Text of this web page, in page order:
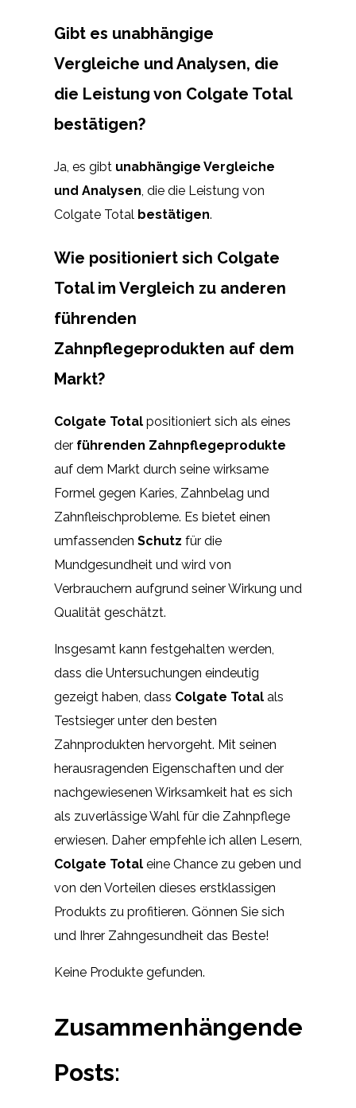
Gibt es unabhängige
Vergleiche und Analysen, die
die Leistung von Colgate Total
bestätigen?
Ja, es gibt unabhängige Vergleiche
und Analysen, die die Leistung von
Colgate Total bestätigen.
Wie positioniert sich Colgate
Total im Vergleich zu anderen
führenden
Zahnpflegeprodukten auf dem
Markt?
Colgate Total positioniert sich als eines
der führenden Zahnpflegeprodukte
auf dem Markt durch seine wirksame
Formel gegen Karies, Zahnbelag und
Zahnfleischprobleme. Es bietet einen
umfassenden Schutz für die
Mundgesundheit und wird von
Verbrauchern aufgrund seiner Wirkung und
Qualität geschätzt.
Insgesamt kann festgehalten werden,
dass die Untersuchungen eindeutig
gezeigt haben, dass Colgate Total als
Testsieger unter den besten
Zahnprodukten hervorgeht. Mit seinen
herausragenden Eigenschaften und der
nachgewiesenen Wirksamkeit hat es sich
als zuverlässige Wahl für die Zahnpflege
erwiesen. Daher empfehle ich allen Lesern,
Colgate Total eine Chance zu geben und
von den Vorteilen dieses erstklassigen
Produkts zu profitieren. Gönnen Sie sich
und Ihrer Zahngesundheit das Beste!
Keine Produkte gefunden.
Zusammenhängende
Posts: